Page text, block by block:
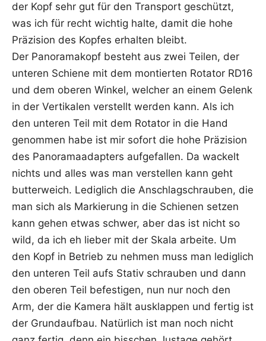
der Kopf sehr gut für den Trans­port geschützt,
was ich für recht wich­tig hal­te, damit die hohe
Prä­zi­si­on des Kop­fes erhal­ten bleibt.
Der Pan­ora­ma­kopf besteht aus zwei Tei­len, der
unte­ren Schie­ne mit dem mon­tier­ten Rota­tor RD16
und dem obe­ren Win­kel, wel­cher an einem Gelenk
in der Ver­ti­ka­len ver­stellt wer­den kann. Als ich
den unte­ren Teil mit dem Rota­tor in die Hand
genom­men habe ist mir sofort die hohe Prä­zi­si­on
des Pan­ora­ma­ad­ap­ters auf­ge­fal­len. Da wackelt
nichts und alles was man ver­stel­len kann geht
but­ter­weich. Ledig­lich die Anschlag­schrau­ben, die
man sich als Mar­kie­rung in die Schie­nen set­zen
kann gehen etwas schwer, aber das ist nicht so
wild, da ich eh lie­ber mit der Ska­la arbei­te. Um
den Kopf in Betrieb zu neh­men muss man ledig­lich
den unte­ren Teil aufs Sta­tiv schrau­ben und dann
den obe­ren Teil befes­ti­gen, nun nur noch den
Arm, der die Kame­ra hält aus­klap­pen und fer­tig ist
der Grund­auf­bau. Natür­lich ist man noch nicht